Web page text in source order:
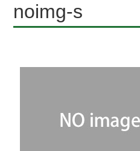
noimg-s